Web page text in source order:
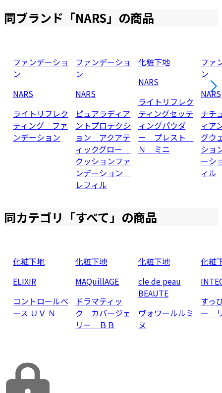
同ブランド「NARS」の商品
ファンデーショ
ン
NARS
ライトリフレク
ティング ファ
ンデーション
ファンデーショ
ン
NARS
ピュアラディア
ントプロテクシ
ョン アクアテ
ィックグロー
クッションファ
ンデーション
レフィル
化粧下地
NARS
ライトリフレク
ティングセッテ
ィングパウダ
ー プレスト
Ｎ ミニ
ファ
ン
NARS
ナチ
ィア
グウ
ショ
ーシ
ィル
同カテゴリ「すべて」の商品
化粧下地
ELIXIR
コントロールベ
ース ＵＶ Ｎ
化粧下地
MAQuillAGE
ドラマティッ
ク カバージェ
リー ＢＢ
化粧下地
cle de peau
BEAUTE
ヴォワールルミ
ヌ
化粧
すっ
ー